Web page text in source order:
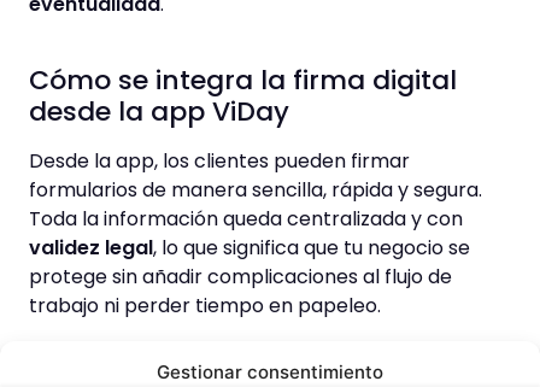
Gestionar consentimiento
Cómo se integra la firma digital
desde la app ViDay
Desde la app, los clientes pueden firmar
formularios de manera sencilla, rápida y segura.
Toda la información queda centralizada y con
validez legal, lo que significa que tu negocio se
protege sin añadir complicaciones al flujo de
trabajo ni perder tiempo en papeleo.